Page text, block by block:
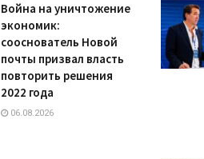
Война на уничтожение
экономик:
сооснователь Новой
почты призвал власть
повторить решения
2022 года
06.08.2026